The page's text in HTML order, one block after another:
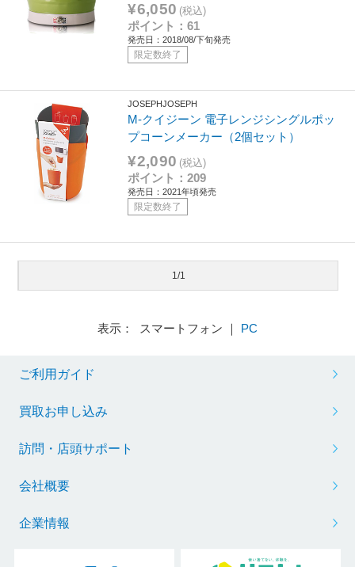
¥6,050 (税込)
ポイント：61
発売日：2018/08/下旬発売
限定数終了
JOSEPHJOSEPH
M-クイジーン 電子レンジシングルポッ
プコーンメーカー（2個セット）
¥2,090 (税込)
ポイント：209
発売日：2021年頃発売
限定数終了
1/1
表示： スマートフォン ｜ PC
ご利用ガイド
買取お申し込み
訪問・店頭サポート
会社概要
企業情報